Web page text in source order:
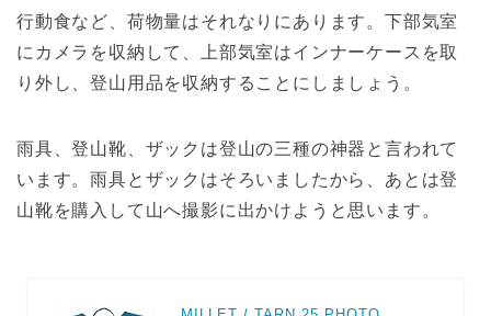
行動食など、荷物量はそれなりにあります。下部気室
にカメラを収納して、上部気室はインナーケースを取
り外し、登山用品を収納することにしましょう。
雨具、登山靴、ザックは登山の三種の神器と言われて
います。雨具とザックはそろいましたから、あとは登
山靴を購入して山へ撮影に出かけようと思います。